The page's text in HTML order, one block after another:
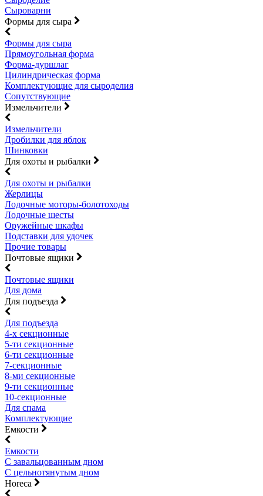
Сыроварни
Формы для сыра
Формы для сыра
Прямоугольная форма
Форма-дуршлаг
Цилиндрическая форма
Комплектующие для сыроделия
Сопутствующие
Измельчители
Измельчители
Дробилки для яблок
Шинковки
Для охоты и рыбалки
Для охоты и рыбалки
Жерлицы
Лодочные моторы-болотоходы
Лодочные шесты
Оружейные шкафы
Подставки для удочек
Прочие товары
Почтовые ящики
Почтовые ящики
Для дома
Для подъезда
Для подъезда
4-х секционные
5-ти секционные
6-ти секционные
7-секционные
8-ми секционные
9-ти секционные
10-секционные
Для спама
Комплектующие
Емкости
Емкости
С завальцованным дном
С цельнотянутым дном
Horeca